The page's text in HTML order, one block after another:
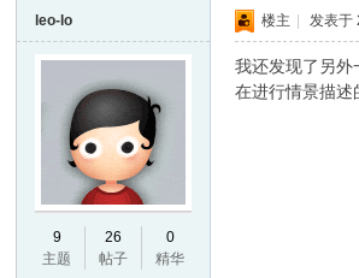
leo-lo
9
主题
26
帖子
0
精华
楼主 发表于
我还发现了另外
在进行情景描述